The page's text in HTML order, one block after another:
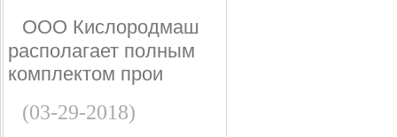
ООО Кислородмаш
располагает полным
комплектом прои
(03-29-2018)